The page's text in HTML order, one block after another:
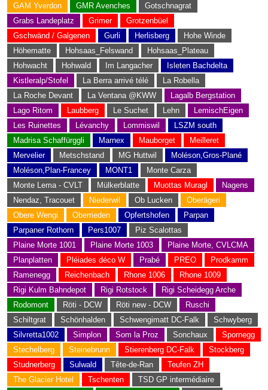
GAM Yverdon
GMR Avenches
Gotschnagrat
Grabs Landeplatz
Grimer
Grotzenbüel
Gschwänd / Galgenen
Gurli Herlisberg
Hohe Winde
Höhematte
Hohsaas_Felswand
Hohsaas_Plateau
Hohwacht
Hohwald Im Langacher
Isleten Bachdelta
Kistleralp/Stofel
La Berra arrivé télé
La Robella
La Roche Devant
La Ventana @KWW
Lagalb Bergstation
Lago Ritom
Laubberg Le Suchet Lehn
LemischEigen
Les Ruinettes
Lévanchy Lommiswil
LSZM south
Madrisa Schaffürggli
Marnex Mauborget
Meilleret
Mervelier
Metschstand MG Huttwil
Moléson,Gros-Plané
Moléson,Plan-Francey
MONT1
Monte Carza
Monte Lema - CVLT
Mülkerblatte Muottas Muragl
Nagens
Nendaz, Tracouet
Niederwil Ob Lucken
Oberägeri
Obere Wengi
Oberrieden Opfertshofen
Parpan
Parpaner Rothorn
Pers1007
Piz Scalottas
Plaine Morte 1001
Plaine Morte 1003
Plaine Morte, CVLCMA
Planplatten
Pléiades déco W Prabé PREO
Prodkamm
Ramenegg
Reichenbach Rhone 1006
Rhone 1009
Rigi Kulm Bahndepot
Rigi Rotstock
Rigi Scheidegg Arche
Rodomont
Röti - DCW Röti new - DCW
Ruschi
Schiltgrat
Schönhalden Schwengimatt DC-Falk
Schwyberg
Silvretta1002
Simplon Som la Proz Sonchaux
Spornegg
Stechelberg
Steinebrunn Stierenberg DC-Falk
Stockberg
Studnerberg
Sulwald Tête-de-Ran
Teufen ZH
The Glacier Hotel
Tschenten
TSD GP intermédiaire